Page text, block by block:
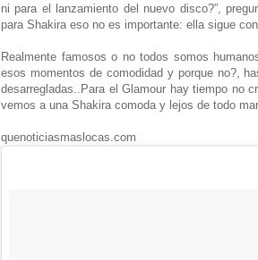
ni para el lanzamiento del nuevo disco?”,
para Shakira eso no es importante: ella sigue
Realmente famosos o no todos somos
esos momentos de comodidad y porque no?,
desarregladas..Para el Glamour hay tiempo no
vemos a una Shakira comoda y lejos de todo
quenoticiasmaslocas.com